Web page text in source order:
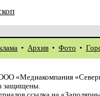
• Архив • Фото •
«Медиакомпания
защищены.